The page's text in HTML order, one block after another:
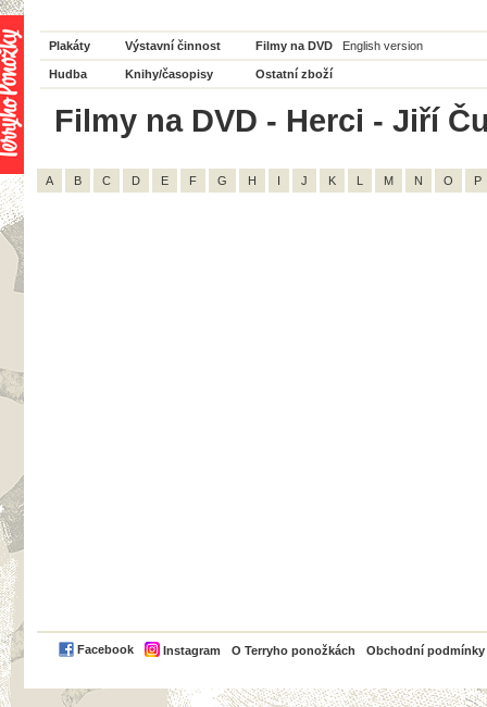
Plakáty Výstavní činnost Filmy na DVD English version
Hudba Knihy/časopisy Ostatní zboží
Filmy na DVD - Herci - Jiří
A B C D E F G H I J K L M N O P
Facebook Instagram O Terryho ponožkách Obchodní podmínky
PayPal